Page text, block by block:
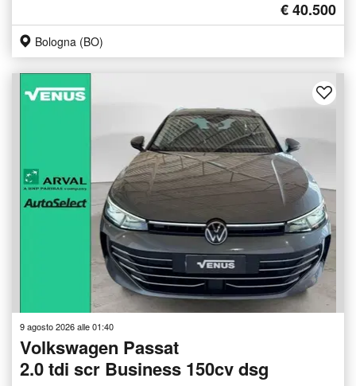
€ 40.500
Bologna (BO)
9 agosto 2026 alle 01:40
Volkswagen Passat
2.0 tdi scr Business 150cv dsg